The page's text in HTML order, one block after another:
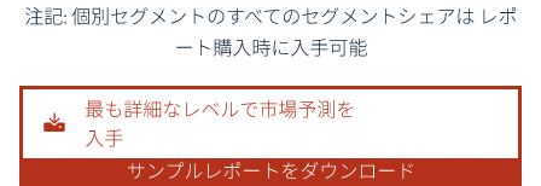
画像 © Mordor Intelligence。再利用にはCC BY 4.0の表示が必要です。